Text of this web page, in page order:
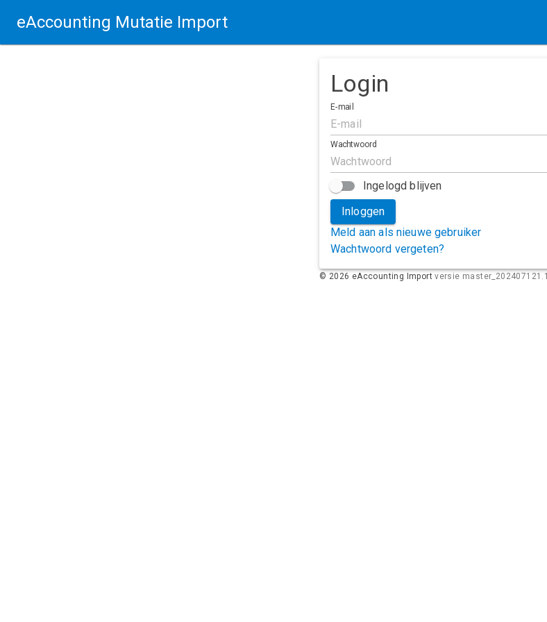
eAccounting Mutatie Import
Login
E-mail
Wachtwoord
Ingelogd blijven
Inloggen
Meld aan als nieuwe gebruiker
Wachtwoord vergeten?
© 2026 eAccounting Import versie master_202407121.1